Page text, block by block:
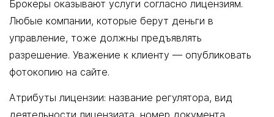
Брокеры оказывают услуги согласно лицензиям.
Любые компании, которые берут деньги в
управление, тоже должны предъявлять
разрешение. Уважение к клиенту — опубликовать
фотокопию на сайте.
Атрибуты лицензии: название регулятора, вид